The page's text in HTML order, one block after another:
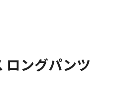
ロングパンツ